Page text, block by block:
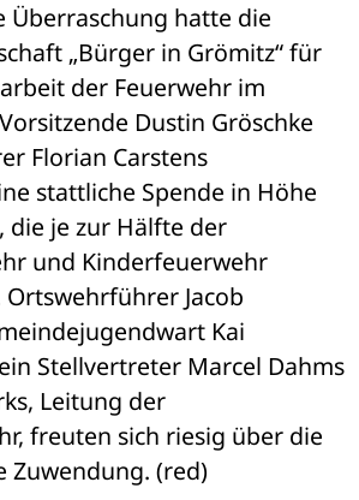
Überraschung hatte die
„Bürger in Grömitz“ für
der Feuerwehr im
Dustin Gröschke
Florian Carstens
stattliche Spende in Höhe
die je zur Hälfte der
und Kinderfeuerwehr
Jacob
Kai
Stellvertreter Marcel Dahms
Leitung der
freuten sich riesig über die
Zuwendung. (red)